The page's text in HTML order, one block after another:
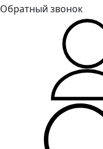
Обратный звонок